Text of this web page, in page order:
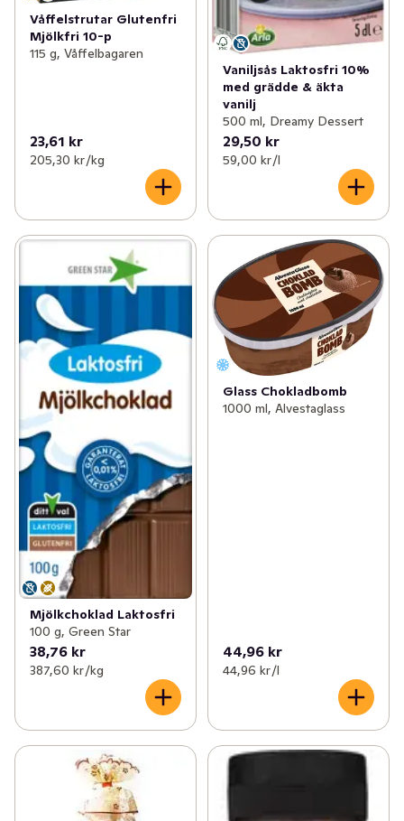
Våffelstrutar Glutenfri
Mjölkfri 10-p
115 g, Våffelbagaren
23,61 kr
205,30 kr /kg
Vaniljsås Laktosfri 10%
med grädde & äkta
vanilj
500 ml, Dreamy Dessert
29,50 kr
59,00 kr /l
Mjölkchoklad Laktosfri
100 g, Green Star
38,76 kr
387,60 kr /kg
Glass Chokladbomb
1000 ml, Alvestaglass
44,96 kr
44,96 kr /l